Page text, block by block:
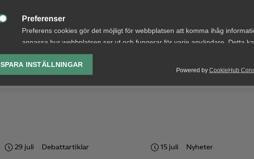
Preferenser
Preferens cookies gör det möjligt för webbplatsen att komma ihåg
anpassa hur webbplatsen ser ut och fungerar för varje användare. Detta
lagring av vald valuta, region, språk eller färgschema.
Analys-cookies
Powered by CookieHub
SPARA INSTÄLLNINGAR
29 juli Debattartiklar 15 juli Nyheter